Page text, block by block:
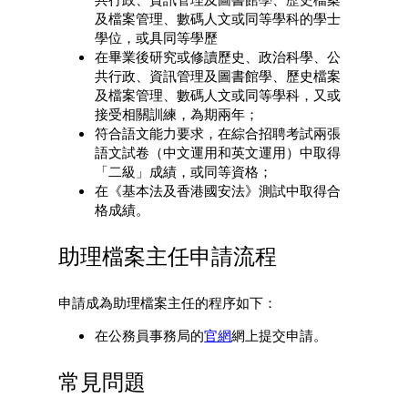
及檔案管理、數碼人文或同等學科的學士
學位，或具同等學歷
在畢業後研究或修讀歷史、政治科學、公
共行政、資訊管理及圖書館學、歷史檔案
及檔案管理、數碼人文或同等學科，又或
接受相關訓練，為期兩年；
符合語文能力要求，在綜合招聘考試兩張
語文試卷（中文運用和英文運用）中取得
「二級」成績，或同等資格；
在《基本法及香港國安法》測試中取得合
格成績。
助理檔案主任申請流程
申請成為助理檔案主任的程序如下：
在公務員事務局的官網網上提交申請。
常見問題